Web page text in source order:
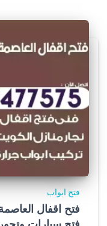
فتح ابواب